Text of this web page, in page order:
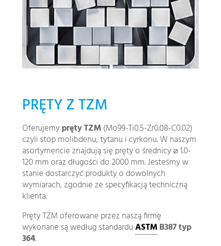
PRĘTY Z TZM
Oferujemypręty TZM(Mo99-Ti0.5-Zr0.08-C0.02)
czyli stop molibdenu, tytanu i cyrkonu. W naszym
asortymencie znajdują się pręty o średnicy ⌀ 1.0-
120 mm oraz długości do 2000 mm. Jesteśmy w
stanie dostarczyć produkty o dowolnych
wymiarach, zgodnie ze specyfikacją techniczną
klienta.
Pręty TZM oferowane przez naszą firmę
wykonane są według standarduASTMB387 typ
364.